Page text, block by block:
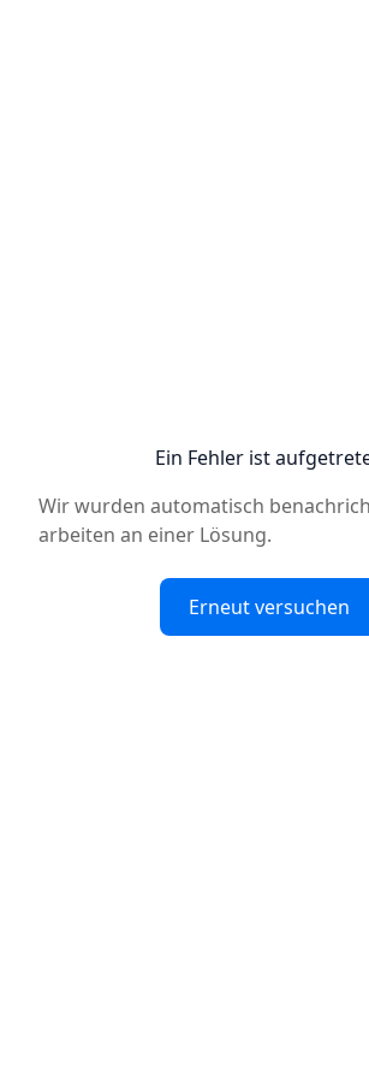
Ein Fehler ist
Wir wurden automatisch
arbeiten an einer Lösung.
Erneut versuchen